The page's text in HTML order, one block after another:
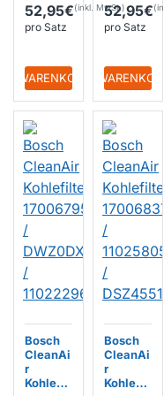
52,95€
pro Satz
+ WARENKORB
52,95€
pro Satz
+ WARENKORB
Bosch
CleanAi
r
Kohlefilt
Bosch
CleanAi
r
Kohlefilt